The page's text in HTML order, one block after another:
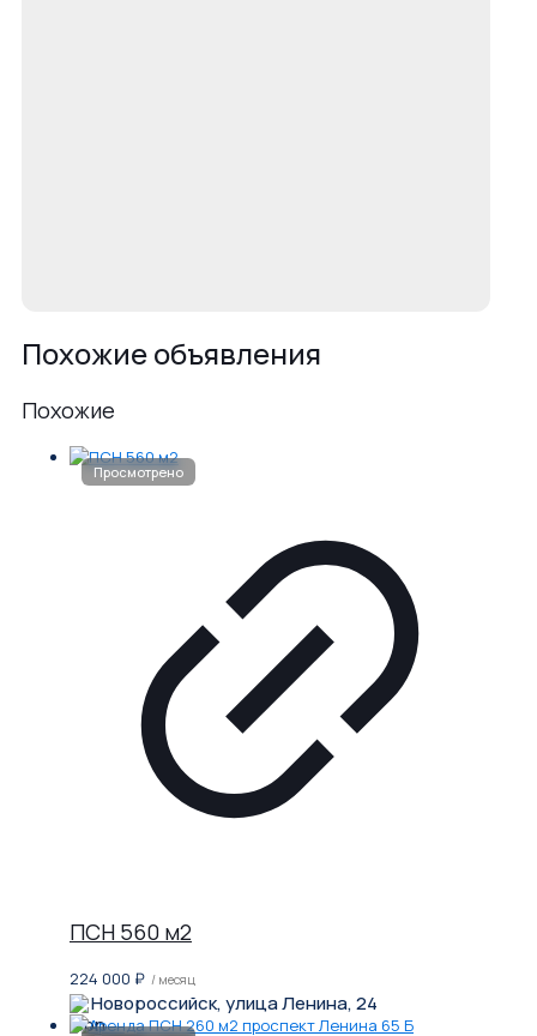
Похожие объявления
Похожие
ПСН 560 м2
224 000 ₽ / месяц
Новороссийск, улица Ленина, 24